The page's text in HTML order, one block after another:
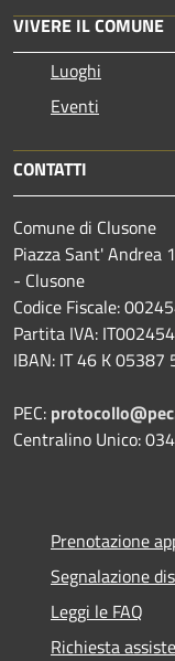
VIVERE IL COMUNE
Luoghi
Eventi
CONTATTI
Comune di Clusone
Piazza Sant' Andrea
- Clusone
Codice Fiscale:
Partita IVA:
IBAN: IT 46 K
PEC:
Centralino Unico:
Prenotazione
Segnalazione
Leggi le FAQ
Richiesta